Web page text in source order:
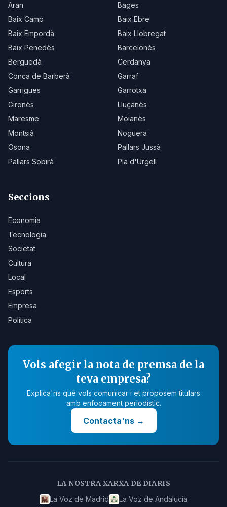
Aran
Bages
Baix Camp
Baix Ebre
Baix Empordà
Baix Llobregat
Baix Penedès
Barcelonès
Berguedà
Cerdanya
Conca de Barberà
Garraf
Garrigues
Garrotxa
Gironès
Lluçanès
Maresme
Moianès
Montsià
Noguera
Osona
Pallars Jussà
Pallars Sobirà
Pla d'Urgell
Seccions
Economia
Tecnologia
Societat
Cultura
Local
Esports
Empresa
Política
Vols afegir la nota de premsa de la
teva empresa?
Explica'ns què vols comunicar i et proposem titulars
amb enfocament periodístic.
Contacta'ns→
LA NOSTRA XARXA DE DIARIS
La Voz de Madrid La Voz de Andalucía